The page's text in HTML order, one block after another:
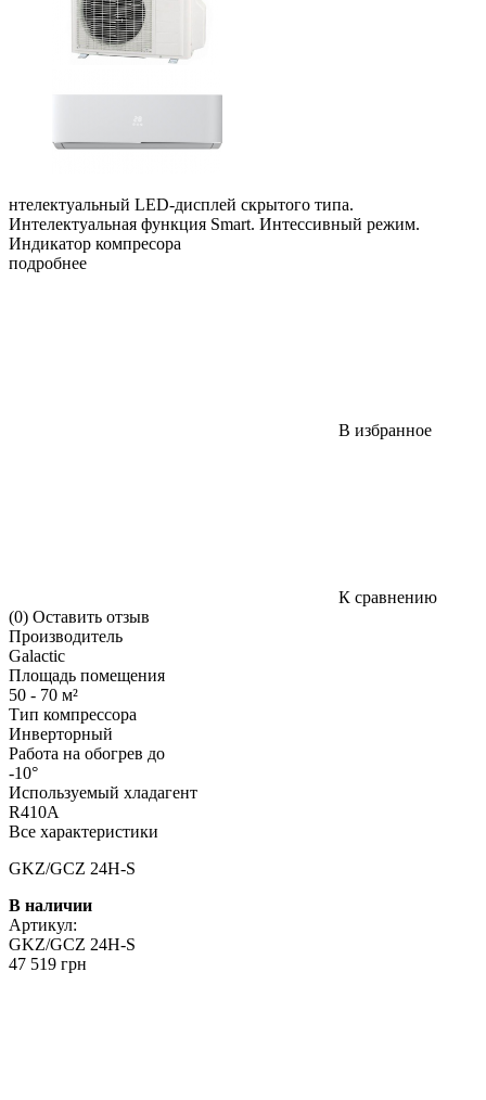
нтелектуальный LED-дисплей скрытого типа.
Интелектуальная функция Smart. Интессивный режим.
Индикатор компресора
подробнее
В избранное
К сравнению
(0) Оставить отзыв
Производитель
Galactic
Площадь помещения
50 - 70 м²
Тип компрессора
Инверторный
Работа на обогрев до
-10°
Используемый хладагент
R410A
Все характеристики
GKZ/GCZ 24H-S
В наличии
Артикул:
GKZ/GCZ 24H-S
47 519 грн